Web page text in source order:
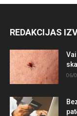
REDAKCIJAS
06/